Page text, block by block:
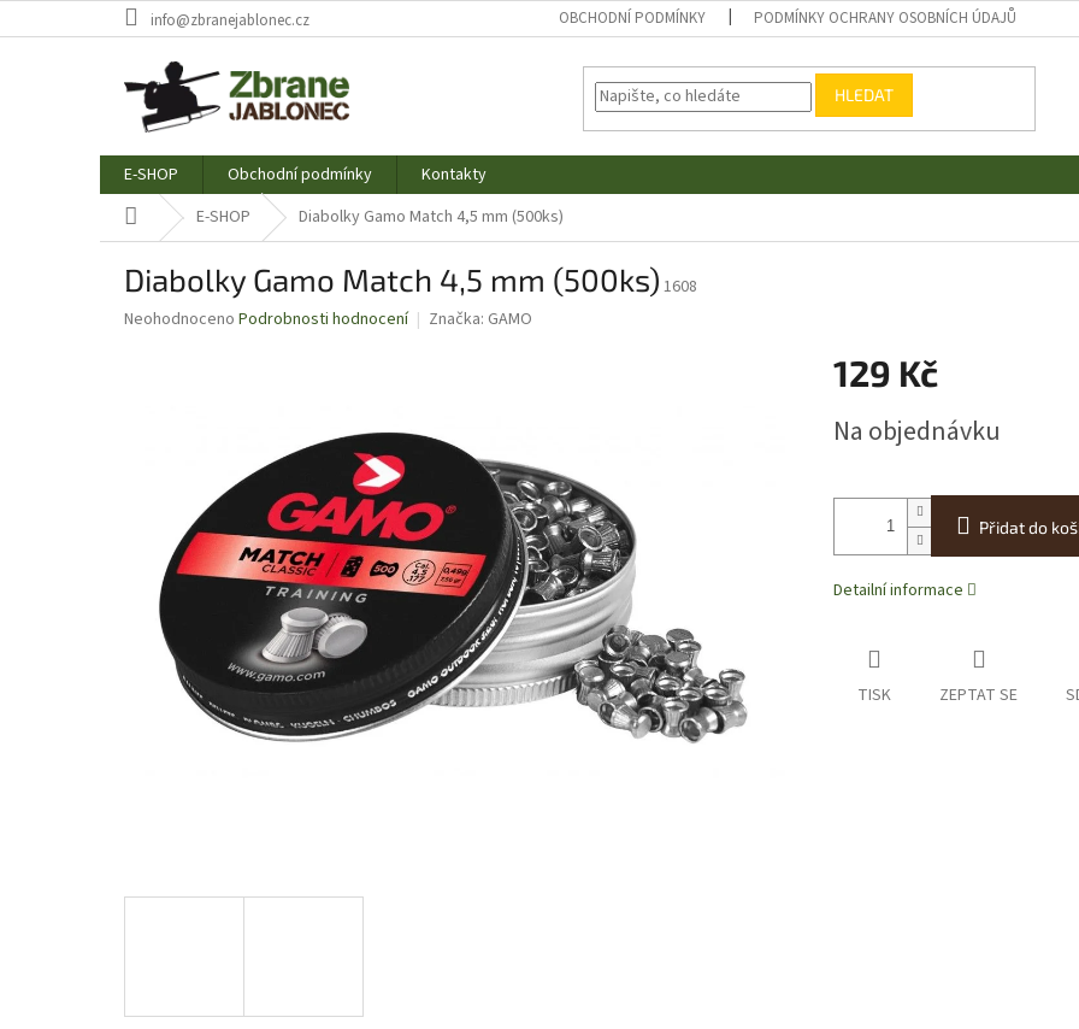
na
info@zbranejablonec.cz OBCHODNÍ PODMÍNKY PODMÍNKY OCHRANY OSOBNÍCH ÚDAJŮ
HLEDAT
E-SHOP Obchodní podmínky
Kontakty
Domů E-SHOP Diabolky Gamo Match 4,5 mm (500ks)
Diabolky Gamo Match 4,5 mm (500ks) 1608
Průměrné
Neohodnoceno Podrobnosti hodnocení Značka: GAMO
129 Kč
cena:
Na objednávku
Přidat do
Detailní informace
TISK ZEPTAT SE